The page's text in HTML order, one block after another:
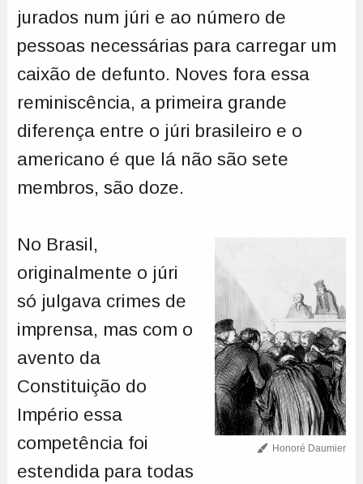
jurados num júri e ao número de
pessoas necessárias para carregar um
caixão de defunto. Noves fora essa
reminiscência, a primeira grande
diferença entre o júri brasileiro e o
americano é que lá não são sete
membros, são doze.
Honoré Daumier
No Brasil,
originalmente o júri
só julgava crimes de
imprensa, mas com o
avento da
Constituição do
Império essa
competência foi
estendida para todas